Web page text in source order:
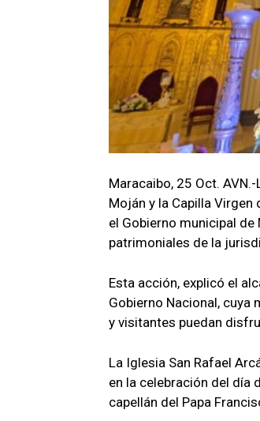
Maracaibo, 25 Oct.
Moján y la Capilla
el Gobierno municipal
patrimoniales de la
Esta acción, explicó el
Gobierno Nacional,
y visitantes puedan
La Iglesia San Rafael
en la celebración del día
capellán del Papa